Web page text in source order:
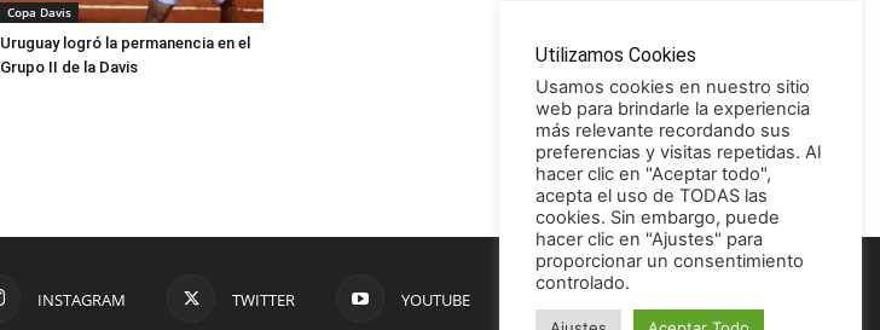
Copa Davis
Uruguay logró la permanencia en el
Grupo II de la Davis
INSTAGRAM TWITTER YOUTUBE
Utilizamos Cookies
Usamos cookies en nuestro sitio
web para brindarle la experiencia
más relevante recordando sus
preferencias y visitas repetidas. Al
hacer clic en "Aceptar todo",
acepta el uso de TODAS las
cookies. Sin embargo, puede
hacer clic en "Ajustes" para
proporcionar un consentimiento
controlado.